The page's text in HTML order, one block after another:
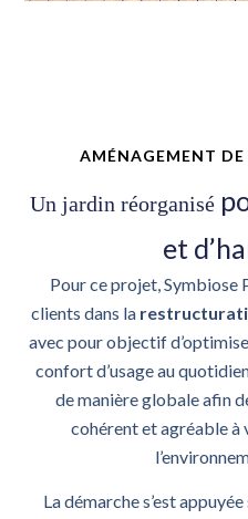
AMÉNAGEMENT DE
Un jardin réorganisé
et
Pour ce projet, Symbiose
clients dans la
avec pour objectif
confort d’usage au
de manière globale afin
cohérent et agréable à
La démarche s’est